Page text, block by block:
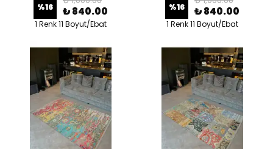
%16 ₺ 840.00
1 Renk 11 Boyut/Ebat
%16 ₺ 840.00
1 Renk 11 Boyut/Ebat